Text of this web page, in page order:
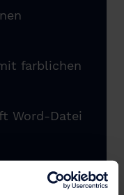
farblichen
Word-Datei